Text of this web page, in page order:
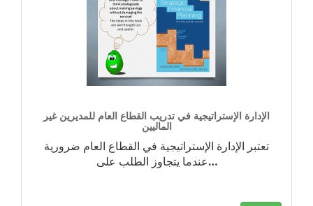
الإدارة الإستراتيجية في تدريب القطاع العام للمديرين غير
الماليين
تعتبر الإدارة الإستراتيجية في القطاع العام ضرورية
عندما يتجاوز الطلب على…